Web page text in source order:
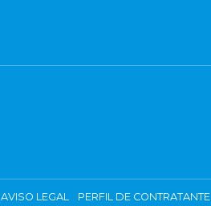
AVISO LEGAL PERFIL DE CONTRATANTE